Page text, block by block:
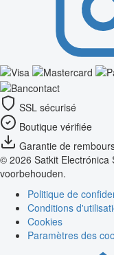
SSL sécurisé
Boutique vérifiée
Garantie de
© 2026 Satkit
voorbehouden.
Politique de
Conditions
Cookies
Paramètres des